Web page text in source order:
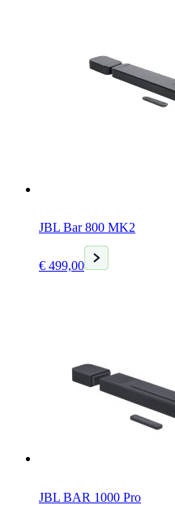
JBL Bar 800 MK2
€ 499,00
Huidige
prijs
JBL BAR 1000 Pro